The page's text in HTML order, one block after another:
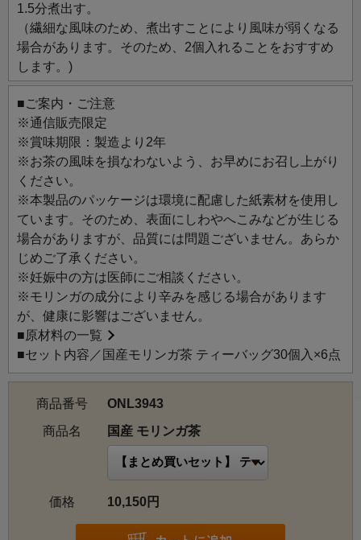
1.5分煮出す。
（繊細な風味のため、煮出すことにより風味が弱くなる
場合があります。そのため、2個入れることをおすすめ
します。)
■ご案内・ご注意
※通信販売限定
※賞味期限：製造より2年
※お茶の風味を損なわないよう、お早めにお召し上がり
ください。
※本製品のパッケージは環境に配慮した紙素材を使用し
ています。そのため、表面にしわやへこみなどが生じる
場合がありますが、品質には問題ございません。あらか
じめご了承ください。
※妊娠中の方は医師にご相談ください。
※モリンガの成分により辛みを感じる場合があります
が、健康に影響はございません。
■原材料の一覧
■セット内容／国産モリンガ茶 ティーバッグ30個入×6点
商品番号
ONL3943
商品名
国産 モリンガ茶
価格 10,150円